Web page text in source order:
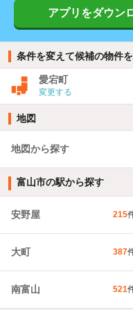
アプリをダウン
条件を変えて候補の物件
愛宕町
変更する
地図
地図から探す
富山市の駅から探す
安野屋 215
大町 387
南富山 521